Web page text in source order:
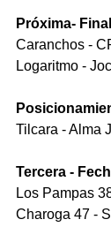
Próxima-
Caranchos -
Logaritmo -
Tilcara - Alma
Tercera -
Los Pampas
Charoga 47 -